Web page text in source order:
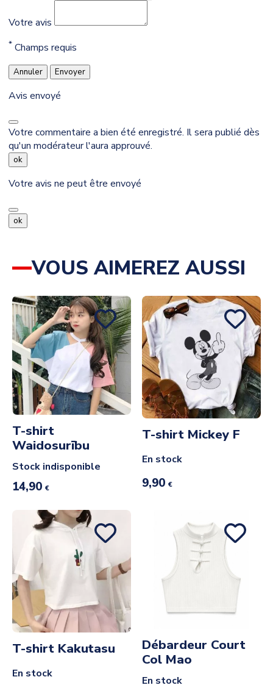
Votre avis
* Champs requis
Annuler Envoyer
Avis envoyé
Votre commentaire a bien été enregistré. Il sera publié dès
qu'un modérateur l'aura approuvé.
ok
Votre avis ne peut être envoyé
ok
VOUS AIMEREZ AUSSI
T-shirt
Waidosurību
Stock indisponible
14,90 €
T-shirt Mickey F
En stock
9,90 €
T-shirt Kakutasu
En stock
Débardeur Court
Col Mao
En stock